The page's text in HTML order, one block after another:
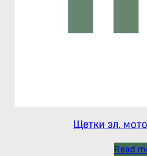
Щетки эл.
Read